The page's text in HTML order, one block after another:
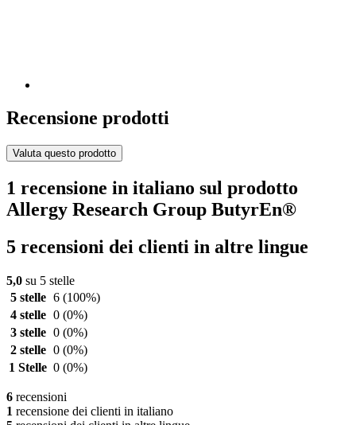
Recensione prodotti
Valuta questo prodotto
1 recensione in italiano sul prodotto
Allergy Research Group ButyrEn®
5 recensioni dei clienti in altre lingue
5,0 su 5 stelle
5 stelle 6 (100%)
4 stelle 0 (0%)
3 stelle 0 (0%)
2 stelle 0 (0%)
1 Stelle 0 (0%)
6 recensioni
1 recensione dei clienti in italiano